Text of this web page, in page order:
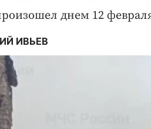
днем 12
ИВЬЕВ